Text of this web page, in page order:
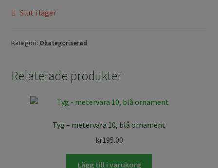
Slut i lager
Kategori: Okategoriserad
Relaterade produkter
Tyg – metervara 10, blå ornament
kr195.00
Lägg till i varukorg